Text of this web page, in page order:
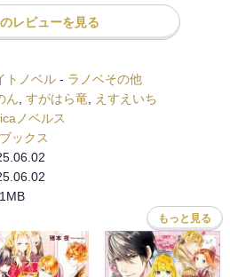
レビューを見る
トノベル - ラノベその他
ん すがはら竜
えすえいち
ノベルス
ックス
もっと見る